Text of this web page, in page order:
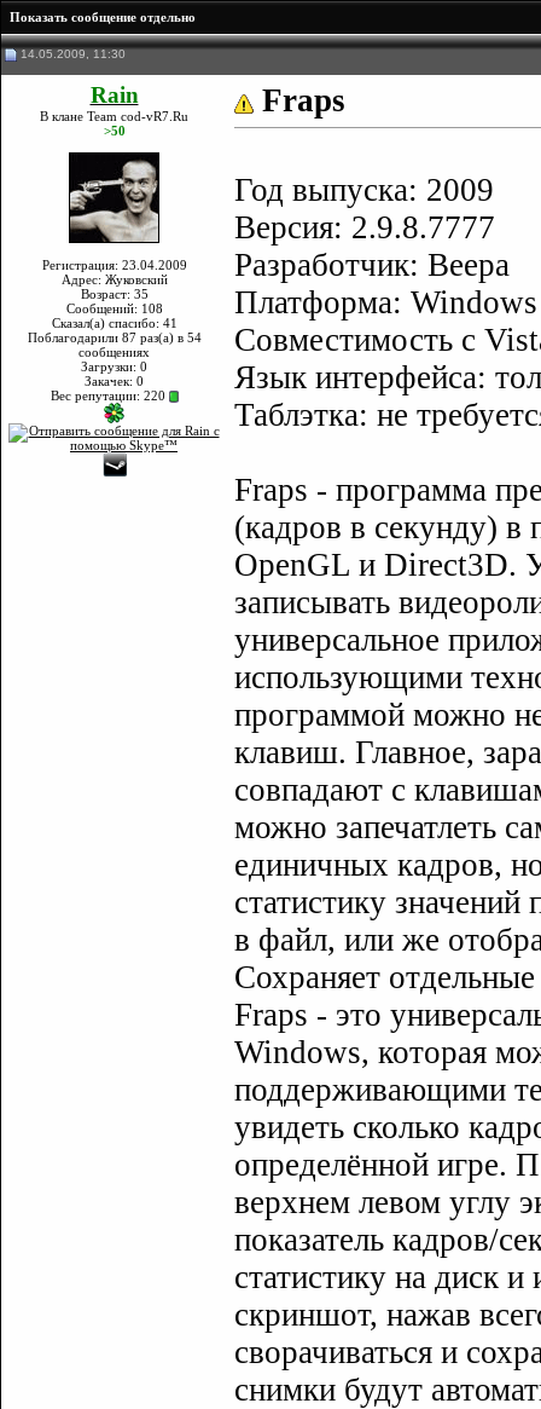
Показать сообщение отдельно
14.05.2009, 11:30
Rain
В клане Team cod-vR7.Ru
>50
Регистрация: 23.04.2009
Адрес: Жуковский
Возраст: 35
Сообщений: 108
Сказал(а) спасибо: 41
Поблагодарили 87 раз(а) в 54
сообщениях
Загрузки: 0
Закачек: 0
Вес репутации: 220
Fraps
Год выпуска: 2009
Версия: 2.9.8.7777
Разработчик: Beepa
Платформа:
Совместимость с
Язык интерфейса:
Таблэтка: не
Fraps - программа
(кадров в секунду)
OpenGL и Direct3D.
записывать
универсальное
использующими
программой можно
клавиш. Главное,
совпадают с
можно запечатлеть
единичных кадров,
статистику значений
в файл, или же
Сохраняет
Fraps - это
Windows, которая
поддерживающими
увидеть сколько
определённой игре.
верхнем левом углу
показатель кадров/
статистику на диск
скриншот, нажав
сворачиваться и
снимки будут